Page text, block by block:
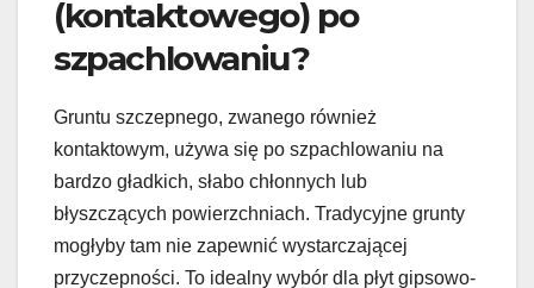
(kontaktowego) po
szpachlowaniu?
Gruntu szczepnego, zwanego również
kontaktowym, używa się po szpachlowaniu na
bardzo gładkich, słabo chłonnych lub
błyszczących powierzchniach. Tradycyjne grunty
mogłyby tam nie zapewnić wystarczającej
przyczepności. To idealny wybór dla płyt gipsowo-